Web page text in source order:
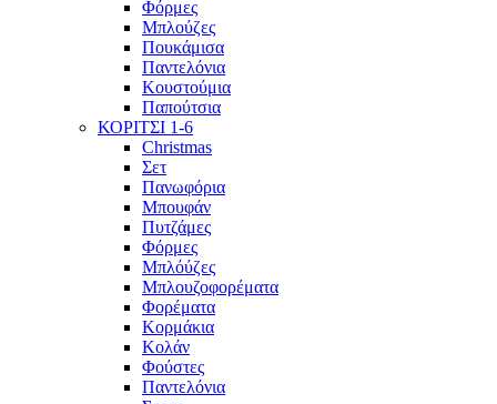
Φόρμες
Μπλούζες
Πουκάμισα
Παντελόνια
Κουστούμια
Παπούτσια
ΚΟΡΙΤΣΙ 1-6
Christmas
Σετ
Πανωφόρια
Μπουφάν
Πυτζάμες
Φόρμες
Μπλόύζες
Μπλουζοφορέματα
Φορέματα
Κορμάκια
Κολάν
Φούστες
Παντελόνια